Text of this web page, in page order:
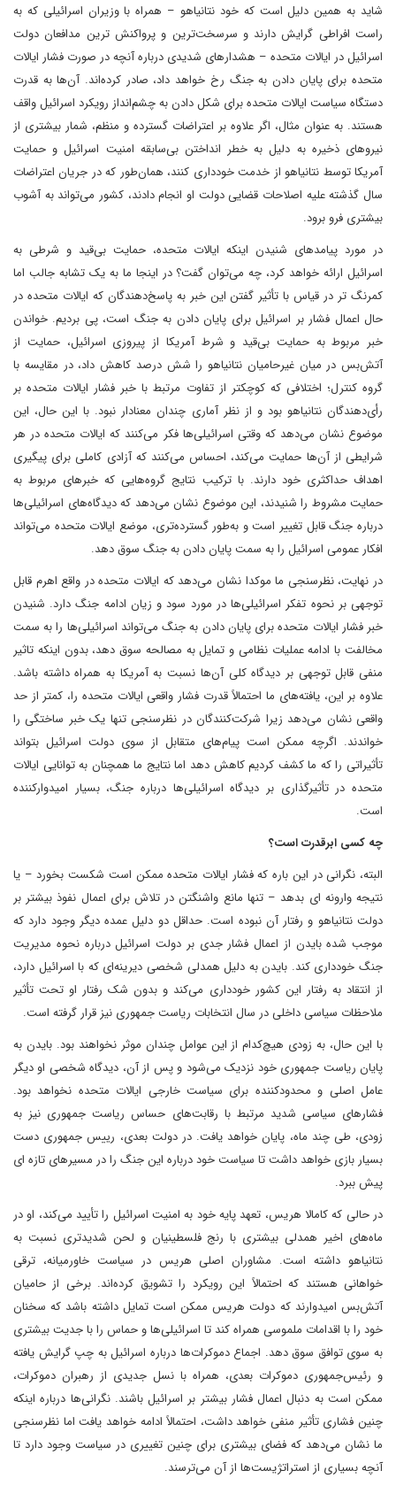
شاید به همین دلیل است که خود نتانیاهو – همراه با وزیران اسرائیلی که به‌
راست افراطی گرایش دارند و سرسخت‌ترین و پرواکنش‌ ترین مدافعان دولت
اسرائیل در ایالات متحده – هشدارهای شدیدی درباره آنچه در صورت فشار ایالات
متحده برای پایان دادن به جنگ رخ خواهد داد، صادر کرده‌اند. آن‌ها به قدرت
دستگاه سیاست ایالات متحده برای شکل دادن به چشم‌انداز رویکرد اسرائیل واقف
هستند. به عنوان مثال، اگر علاوه بر اعتراضات گسترده و منظم، شمار بیشتری از
نیروهای ذخیره به دلیل به خطر انداختن بی‌سابقه امنیت اسرائیل و حمایت
آمریکا توسط نتانیاهو از خدمت خودداری کنند، همان‌طور که در جریان اعتراضات
سال گذشته علیه اصلاحات قضایی دولت او انجام دادند، کشور می‌تواند به آشوب
بیشتری فرو برود.
در مورد پیامدهای شنیدن اینکه ایالات متحده، حمایت بی‌قید و شرطی به
اسرائیل ارائه خواهد کرد، چه می‌توان گفت؟ در اینجا ما به یک تشابه جالب اما
کمرنگ تر در قیاس با تأثیر گفتن این خبر به پاسخ‌دهندگان که ایالات متحده در
حال اعمال فشار بر اسرائیل برای پایان دادن به جنگ است، پی بردیم. خواندن
خبر مربوط به حمایت بی‌قید و شرط آمریکا از پیروزی اسرائیل، حمایت از
آتش‌بس در میان غیرحامیان نتانیاهو را شش درصد کاهش داد، در مقایسه با
گروه کنترل؛ اختلافی که کوچکتر از تفاوت مرتبط با خبر فشار ایالات متحده بر
رأی‌دهندگان نتانیاهو بود و از نظر آماری چندان معنادار نبود. با این حال، این
موضوع نشان می‌دهد که وقتی اسرائیلی‌ها فکر می‌کنند که ایالات متحده در هر
شرایطی از آن‌ها حمایت می‌کند، احساس می‌کنند که آزادی کاملی برای پیگیری
اهداف حداکثری خود دارند. با ترکیب نتایج گروه‌هایی که خبرهای مربوط به
حمایت مشروط را شنیدند، این موضوع نشان می‌دهد که دیدگاه‌های اسرائیلی‌ها
درباره جنگ قابل تغییر است و به‌طور گسترده‌تری، موضع ایالات متحده می‌تواند
افکار عمومی اسرائیل را به سمت پایان دادن به جنگ سوق دهد.
در نهایت، نظرسنجی ما موکدا نشان می‌دهد که ایالات متحده در واقع اهرم قابل
توجهی بر نحوه تفکر اسرائیلی‌ها در مورد سود و زیان ادامه جنگ دارد. شنیدن
خبر فشار ایالات متحده برای پایان دادن به جنگ می‌تواند اسرائیلی‌ها را به سمت
مخالفت با ادامه عملیات نظامی و تمایل به مصالحه سوق دهد، بدون اینکه تاثیر
منفی قابل توجهی بر دیدگاه کلی آن‌ها نسبت به آمریکا به همراه داشته باشد.
علاوه بر این، یافته‌های ما احتمالاً قدرت فشار واقعی ایالات متحده را، کمتر از حد
واقعی نشان می‌دهد زیرا شرکت‌کنندگان در نظرسنجی تنها یک خبر ساختگی را
خواندند. اگرچه ممکن است پیام‌های متقابل از سوی دولت اسرائیل بتواند
تأثیراتی را که ما کشف کردیم کاهش دهد اما نتایج ما همچنان به توانایی ایالات
متحده در تأثیرگذاری بر دیدگاه اسرائیلی‌ها درباره جنگ، بسیار امیدوارکننده
است.
چه کسی ابرقدرت است؟
البته، نگرانی در این باره که فشار ایالات متحده ممکن است شکست بخورد – یا
نتیجه وارونه ای بدهد – تنها مانع واشنگتن در تلاش برای اعمال نفوذ بیشتر بر
دولت نتانیاهو و رفتار آن نبوده است. حداقل دو دلیل عمده دیگر وجود دارد که
موجب شده بایدن از اعمال فشار جدی بر دولت اسرائیل درباره نحوه مدیریت
جنگ خودداری کند. بایدن به دلیل همدلی شخصی دیرینه‌ای که با اسرائیل دارد،
از انتقاد به رفتار این کشور خودداری می‌کند و بدون شک رفتار او تحت تأثیر
ملاحظات سیاسی داخلی در سال انتخابات ریاست جمهوری نیز قرار گرفته است.
با این حال، به زودی هیچ‌کدام از این عوامل چندان موثر نخواهند بود. بایدن به
پایان ریاست جمهوری خود نزدیک می‌شود و پس از آن، دیدگاه شخصی او دیگر
عامل اصلی و محدودکننده برای سیاست خارجی ایالات متحده نخواهد بود.
فشارهای سیاسی شدید مرتبط با رقابت‌های حساس ریاست جمهوری نیز به
زودی، طی چند ماه، پایان خواهد یافت. در دولت بعدی، رییس جمهوری دست
بسیار بازی خواهد داشت تا سیاست خود درباره این جنگ را در مسیرهای تازه ای
پیش ببرد.
در حالی که کامالا هریس، تعهد پایه خود به امنیت اسرائیل را تأیید می‌کند، او در
ماه‌های اخیر همدلی بیشتری با رنج فلسطینیان و لحن شدیدتری نسبت به
نتانیاهو داشته است. مشاوران اصلی هریس در سیاست خاورمیانه، ترقی
خواهانی هستند که احتمالاً این رویکرد را تشویق کرده‌اند. برخی از حامیان
آتش‌بس امیدوارند که دولت هریس ممکن است تمایل داشته باشد که سخنان
خود را با اقدامات ملموسی همراه کند تا اسرائیلی‌ها و حماس را با جدیت بیشتری
به سوی توافق سوق دهد. اجماع دموکرات‌ها درباره اسرائیل به چپ گرایش یافته
و رئیس‌جمهوری دموکرات بعدی، همراه با نسل جدیدی از رهبران دموکرات،
ممکن است به دنبال اعمال فشار بیشتر بر اسرائیل باشند. نگرانی‌ها درباره اینکه
چنین فشاری تأثیر منفی خواهد داشت، احتمالاً ادامه خواهد یافت اما نظرسنجی
ما نشان می‌دهد که فضای بیشتری برای چنین تغییری در سیاست وجود دارد تا
آنچه بسیاری از استراتژیست‌ها از آن می‌ترسند.